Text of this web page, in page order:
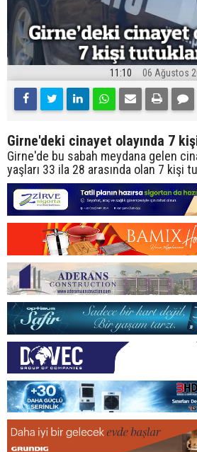
11:10 06 Ağustos
Girne'deki cinayet olayında 7
Girne'de bu sabah meydana gelen
yaşları 33 ila 28 arasında olan 7 kişi